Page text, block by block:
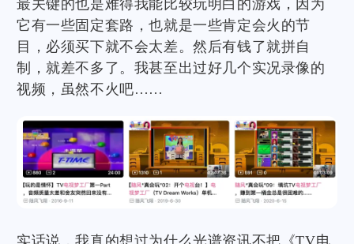
最关键的也是难得我能比较玩明白的游戏，因为
它有一些固定套路，也就是一些肯定会火的节
目，必须买下就不会太差。然后有钱了就拼自
制，就差不多了。我甚至出过好几个实况录像的
视频，虽然不火吧……
实话说，我真的想过为什么光谱资讯不把《TV电